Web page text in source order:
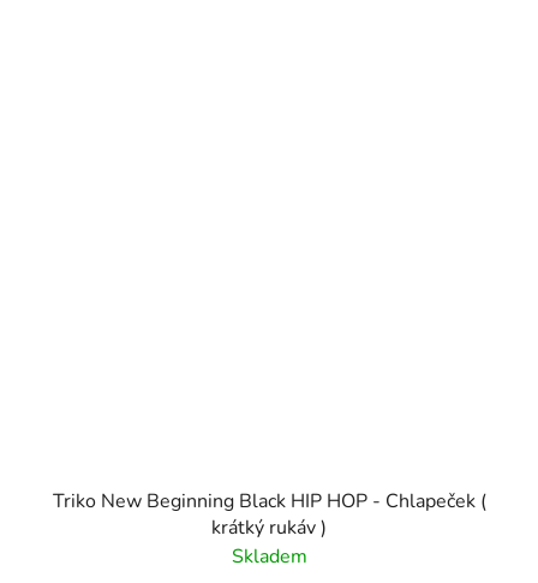
Triko New Beginning Black HIP HOP - Chlapeček (
krátký rukáv )
Skladem